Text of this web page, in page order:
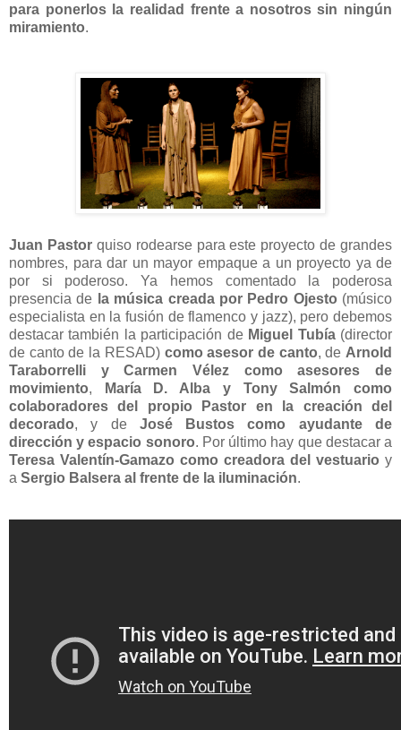
para ponerlos la realidad frente a nosotros sin ningún
miramiento.
Juan Pastorquiso rodearse para este proyecto de grandes
nombres, para dar un mayor empaque a un proyecto ya de
por si poderoso. Ya hemos comentado la poderosa
presencia de la música creada por Pedro Ojesto (músico
especialista en la fusión de flamenco y jazz), pero debemos
destacar también la participación de Miguel Tubía(director
de canto de la RESAD) como asesor de canto, de Arnold
Taraborrelli y Carmen Vélez como asesores de
movimiento,
María D. Alba y Tony Salmón como
colaboradores del propio Pastor en la creación del
decorado, y de José Bustos como ayudante de
dirección y espacio sonoro. Por último hay que destacar a
Teresa Valentín-Gamazo como creadora del vestuario y
a Sergio Balsera al frente de la iluminación.